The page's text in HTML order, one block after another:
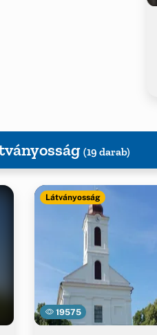
(19 darab)
19575
Látványosság